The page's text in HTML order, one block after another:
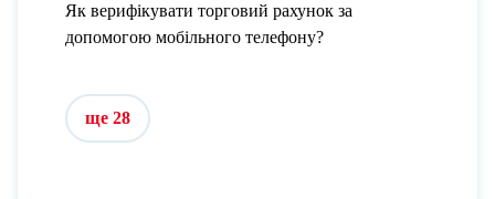
Як верифікувати торговий рахунок за
допомогою мобільного телефону?
ще 28